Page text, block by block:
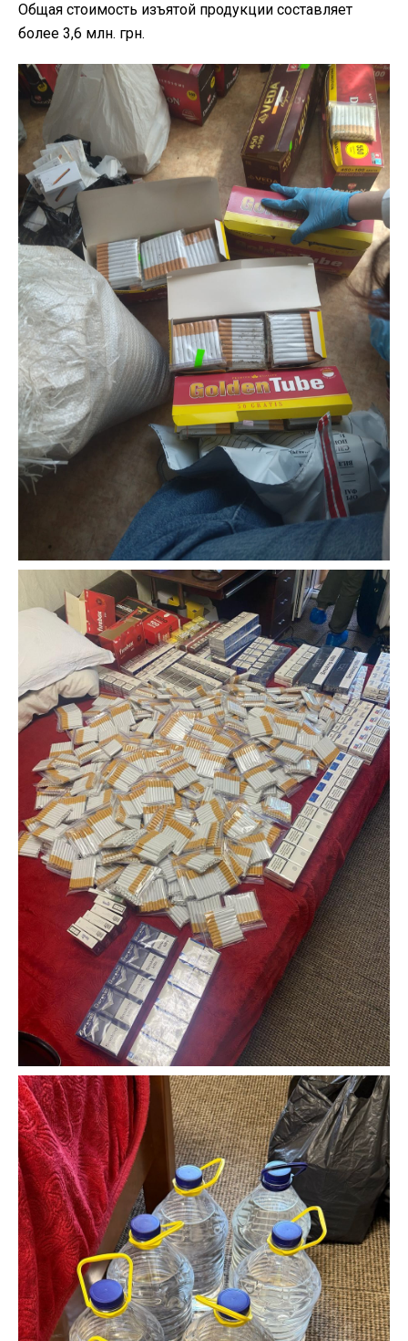
Общая стоимость изъятой продукции составляет
более 3,6 млн. грн.